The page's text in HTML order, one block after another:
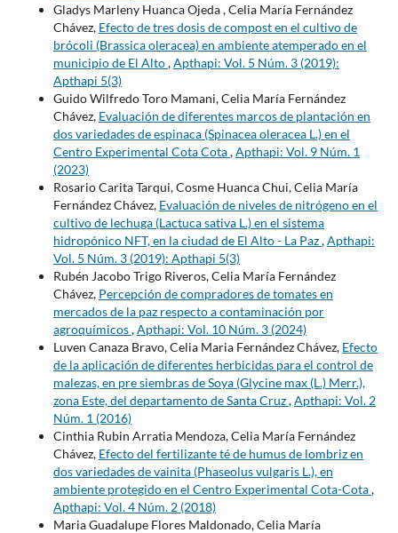
Gladys Marleny Huanca Ojeda , Celia María Fernández
Chávez, Efecto de tres dosis de compost en el cultivo de
brócoli (Brassica oleracea) en ambiente atemperado en el
municipio de El Alto,Apthapi: Vol. 5 Núm. 3 (2019):
Apthapi 5(3)
Guido Wilfredo Toro Mamani, Celia María Fernández
Chávez, Evaluación de diferentes marcos de plantación en
dos variedades de espinaca (Spinacea oleracea L.) en el
Centro Experimental Cota Cota,Apthapi: Vol. 9 Núm. 1
(2023)
Rosario Carita Tarqui, Cosme Huanca Chui, Celia María
Fernández Chávez, Evaluación de niveles de nitrógeno en el
cultivo de lechuga (Lactuca sativa L.) en el sistema
hidropónico NFT, en la ciudad de El Alto - La Paz,Apthapi:
Vol. 5 Núm. 3 (2019): Apthapi 5(3)
Rubén Jacobo Trigo Riveros, Celia María Fernández
Chávez, Percepción de compradores de tomates en
mercados de la paz respecto a contaminación por
agroquímicos,Apthapi: Vol. 10 Núm. 3 (2024)
Luven Canaza Bravo, Celia Maria Fernández Chávez, Efecto
de la aplicación de diferentes herbicidas para el control de
malezas, en pre siembras de Soya (Glycine max (L.) Merr.),
zona Este, del departamento de Santa Cruz,Apthapi: Vol. 2
Núm. 1 (2016)
Cinthia Rubin Arratia Mendoza, Celia María Fernández
Chávez, Efecto del fertilizante té de humus de lombriz en
dos variedades de vainita (Phaseolus vulgaris L.), en
ambiente protegido en el Centro Experimental Cota-Cota,
Apthapi: Vol. 4 Núm. 2 (2018)
Maria Guadalupe Flores Maldonado, Celia María